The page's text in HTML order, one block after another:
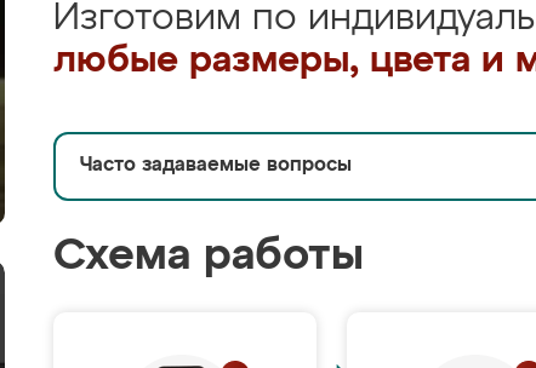
Изготовим по
любые размеры, цвета и
Часто задаваемые вопросы
Схема работы